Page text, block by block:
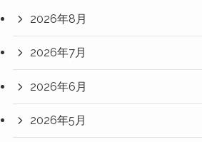
2026年8月
2026年7月
2026年6月
2026年5月